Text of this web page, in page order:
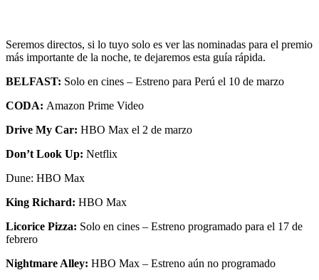
Seremos directos, si lo tuyo solo es ver las nominadas para el premio
más importante de la noche, te dejaremos esta guía rápida.
BELFAST: Solo en cines – Estreno para Perú el 10 de marzo
CODA: Amazon Prime Video
Drive My Car: HBO Max el 2 de marzo
Don’t Look Up: Netflix
Dune: HBO Max
King Richard: HBO Max
Licorice Pizza: Solo en cines – Estreno programado para el 17 de
febrero
Nightmare Alley: HBO Max – Estreno aún no programado